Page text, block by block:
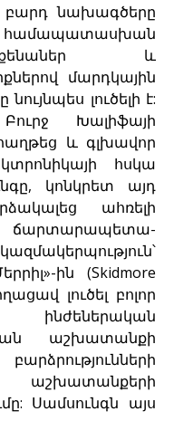
բարդ նախագծերը
և
մարդկային
լուծելի է:
Խալիֆայի
և գլխավոր
հսկա
կոնկրետ այդ
ահռելի
ին (Skidmore
լուծել բոլոր
աշխատանքի
Սամսունգն այս